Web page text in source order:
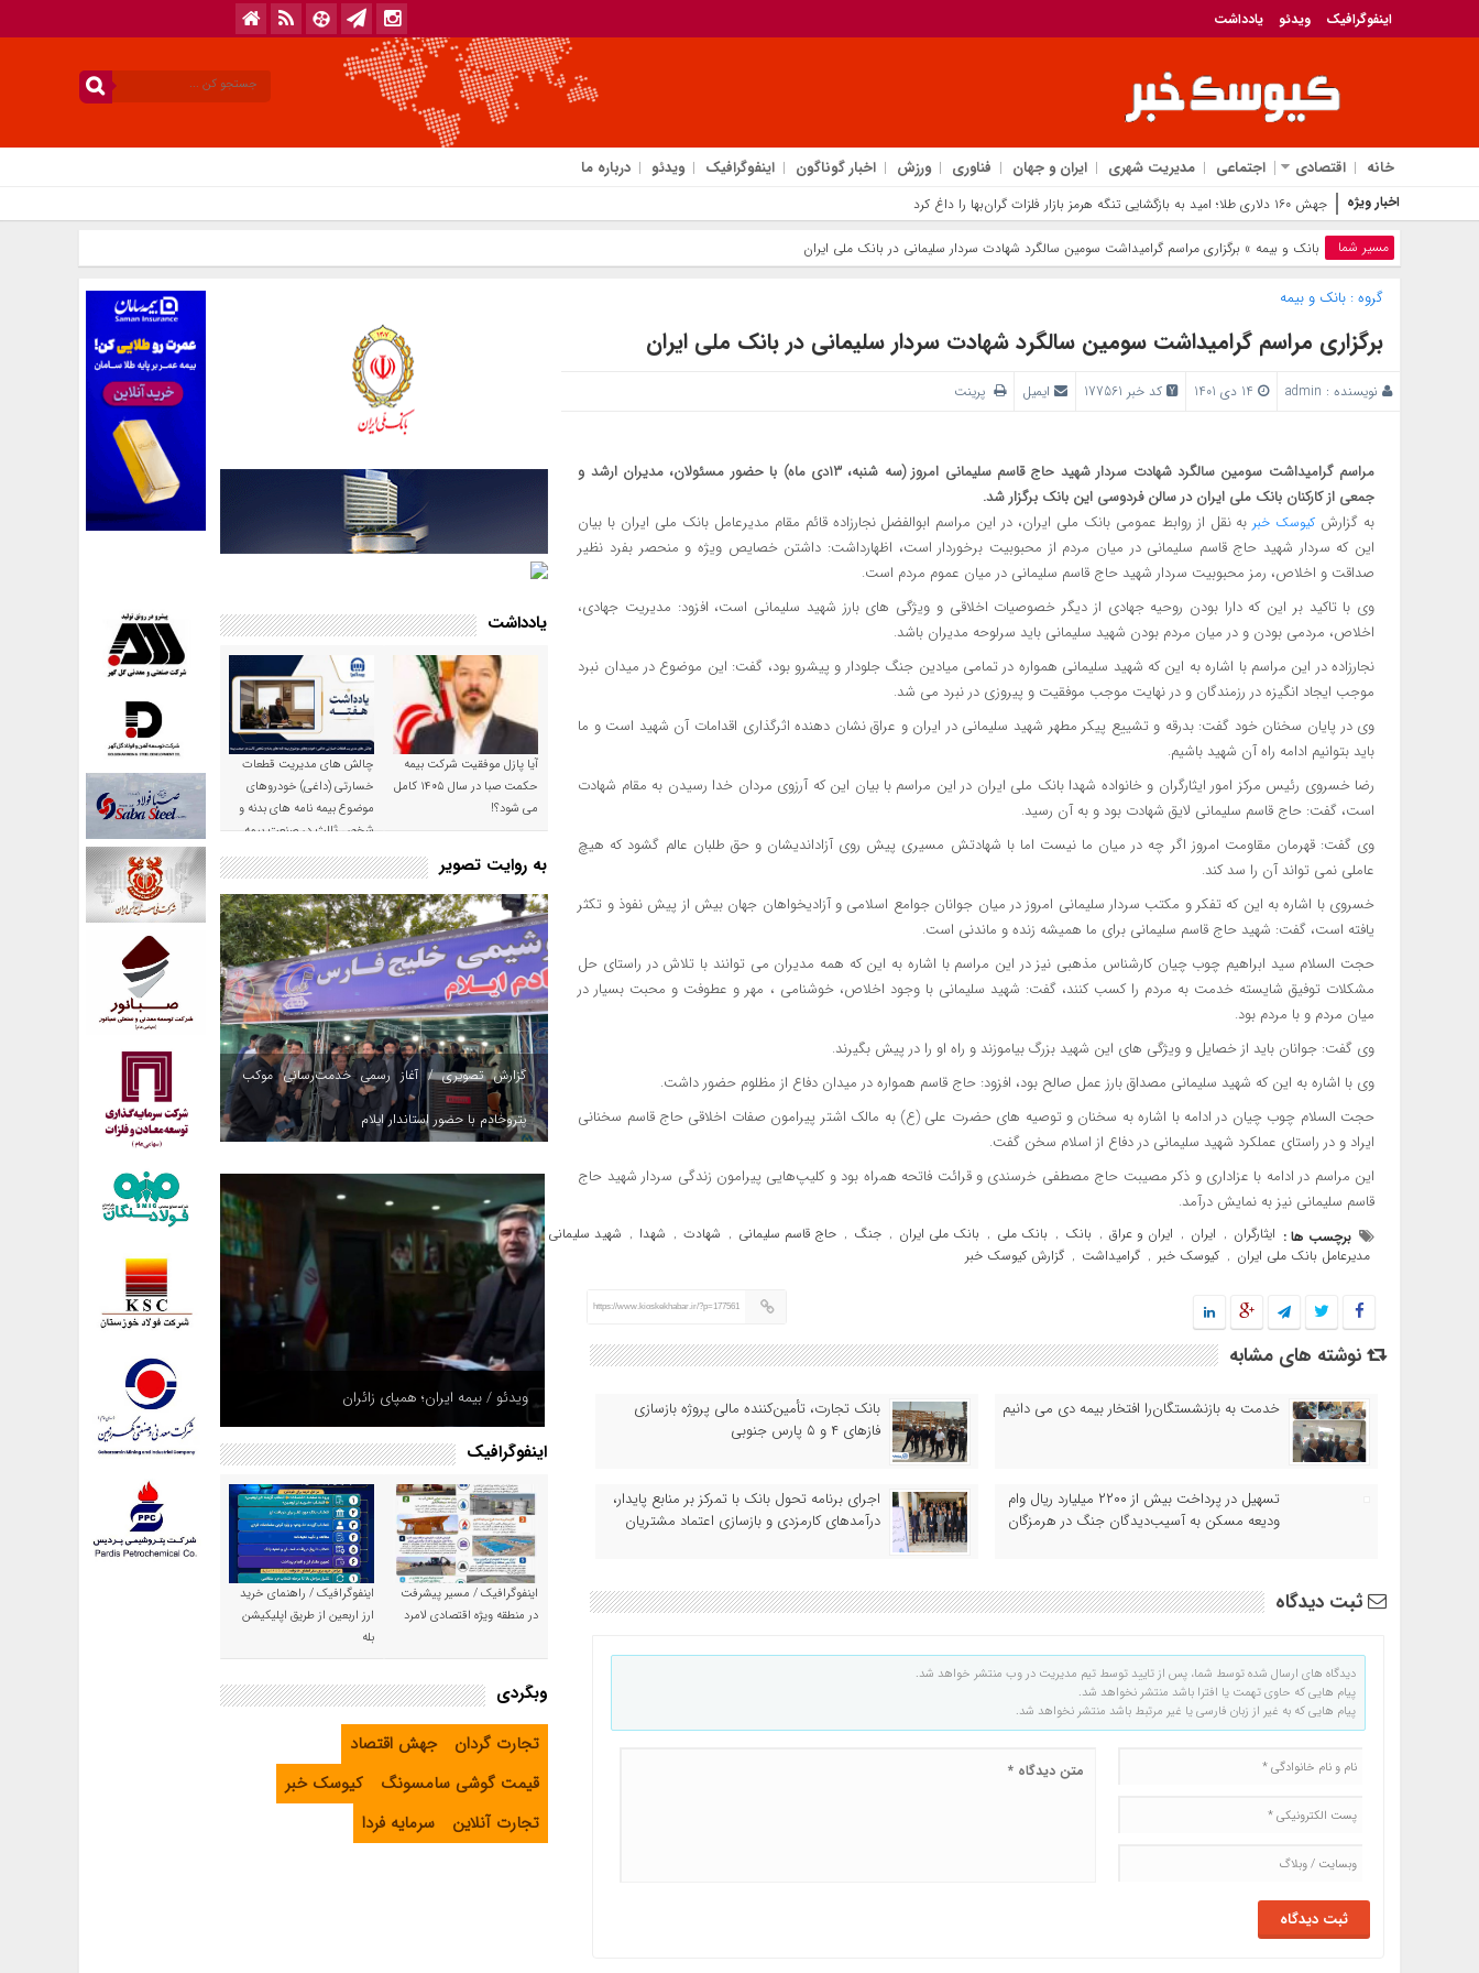
اینفوگرافیک ویدئو یادداشت
خانه اقتصادی اجتماعی مدیریت شهری ایران و جهان فناوری ورزش اخبار گوناگون اینفوگرافیک ویدئو درباره ما
اخبار ویژه جهش ۱۶۰ دلاری طلا؛ امید به بازگشایی تنگه هرمز بازار فلزات گران‌بها را داغ کرد
مسیر شما بانک‌ و بیمه » برگزاری مراسم گرامیداشت سومین سالگرد شهادت سردار سلیمانی در بانک ملی ایران
گروه :بانک‌ و بیمه
برگزاری مراسم گرامیداشت سومین سالگرد شهادت سردار سلیمانی در بانک ملی ایران
نویسنده : admin کد خبر 177561 ایمیل پرینت
مراسم گرامیداشت سومین سالگرد شهادت سردار شهید حاج قاسم سلیمانی امروز (سه شنبه، ۱۳دی ماه) با حضور مسئولان، مدیران ارشد و
جمعی از کارکنان بانک ملی ایران در سالن فردوسی این بانک برگزار شد.
به گزارش کیوسک خبر به نقل از روابط عمومی بانک ملی ایران، در این مراسم ابوالفضل نجارزاده قائم مقام مدیرعامل بانک ملی ایران با بیان
این که سردار شهید حاج قاسم سلیمانی در میان مردم از محبوبیت برخوردار است، اظهارداشت: داشتن خصایص ویژه و منحصر بفرد نظیر
صداقت و اخلاص، رمز محبوبیت سردار شهید حاج قاسم سلیمانی در میان عموم مردم است.
وی با تاکید بر این که دارا بودن روحیه جهادی از دیگر خصوصیات اخلاقی و ویژگی های بارز شهید سلیمانی است، افزود: مدیریت جهادی،
اخلاص، مردمی بودن و در میان مردم بودن شهید سلیمانی باید سرلوحه مدیران باشد.
نجارزاده در این مراسم با اشاره به این که شهید سلیمانی همواره در تمامی میادین جنگ جلودار و پیشرو بود، گفت: این موضوع در میدان نبرد
موجب ایجاد انگیزه در رزمندگان و در نهایت موجب موفقیت و پیروزی در نبرد می شد.
وی در پایان سخنان خود گفت: بدرقه و تشییع پیکر مطهر شهید سلیمانی در ایران و عراق نشان دهنده اثرگذاری اقدامات آن شهید است و ما
باید بتوانیم ادامه راه آن شهید باشیم.
رضا خسروی رئیس مرکز امور ایثارگران و خانواده شهدا بانک ملی ایران در این مراسم با بیان این که آرزوی مردان خدا رسیدن به مقام شهادت
است، گفت: حاج قاسم سلیمانی لایق شهادت بود و به آن رسید.
وی گفت: قهرمان مقاومت امروز اگر چه در میان ما نیست اما با شهادتش مسیری پیش روی آزاداندیشان و حق طلبان عالم گشود که هیچ
عاملی نمی تواند آن را سد کند.
خسروی با اشاره به این که تفکر و مکتب سردار سلیمانی امروز در میان جوانان جوامع اسلامی و آزادیخواهان جهان بیش از پیش نفوذ و تکثر
یافته است، گفت: شهید حاج قاسم سلیمانی برای ما همیشه زنده و ماندنی است.
حجت السلام سید ابراهیم چوب چیان کارشناس مذهبی نیز در این مراسم با اشاره به این که همه مدیران می توانند با تلاش در راستای حل
مشکلات توفیق شایسته خدمت به مردم را کسب کنند، گفت: شهید سلیمانی با وجود اخلاص، خوشنامی ، مهر و عطوفت و محبت بسیار در
میان مردم و با مردم بود.
وی گفت: جوانان باید از خصایل و ویژگی های این شهید بزرگ بیاموزند و راه او را در پیش بگیرند.
وی با اشاره به این که شهید سلیمانی مصداق بارز عمل صالح بود، افزود: حاج قاسم همواره در میدان دفاع از مظلوم حضور داشت.
حجت السلام چوب چیان در ادامه با اشاره به سخنان و توصیه های حضرت علی (ع) به مالک اشتر پیرامون صفات اخلاقی حاج قاسم سخنانی
ایراد و در راستای عملکرد شهید سلیمانی در دفاع از اسلام سخن گفت.
این مراسم در ادامه با عزاداری و ذکر مصیبت حاج مصطفی خرسندی و قرائت فاتحه همراه بود و کلیپ‌هایی پیرامون زندگی سردار شهید حاج
قاسم سلیمانی نیز به نمایش درآمد.
برچسب ها : ایثارگران , ایران , ایران و عراق , بانک , بانک ملی , بانک ملی ایران , جنگ , حاج قاسم سلیمانی , شهادت , شهدا , شهید سلیمانی ,
مدیرعامل بانک ملی ایران , کیوسک خبر , گرامیداشت , گزارش کیوسک خبر
https://www.kioskekhabar.ir/?p=177561
نوشته های مشابه
خدمت به بازنشستگان‌را افتخار بیمه دی می دانیم
بانک تجارت، تأمین‌کننده مالی پروژه بازسازی
فازهای ۴ و ۵ پارس جنوبی
تسهیل در پرداخت بیش از ۲۲۰۰ میلیارد ریال وام
ودیعه مسکن به آسیب‌دیدگان جنگ در هرمزگان
اجرای برنامه تحول بانک با تمرکز بر منابع پایدار،
درآمدهای کارمزدی و بازسازی اعتماد مشتریان
ثبت دیدگاه
دیدگاه های ارسال شده توسط شما، پس از تایید توسط تیم مدیریت در وب منتشر خواهد شد.
پیام هایی که حاوی تهمت یا افترا باشد منتشر نخواهد شد.
پیام هایی که به غیر از زبان فارسی یا غیر مرتبط باشد منتشر نخواهد شد.
یادداشت
آیا پازل موفقیت شرکت بیمه
حکمت صبا در سال ۱۴۰۵ کامل
می شود؟!
چالش های مدیریت قطعات
خسارتی (داغی) خودروهای
موضوع بیمه نامه های بدنه و
شخص ثالث در صنعت بیمه
به روایت تصویر
گزارش تصویری / آغاز رسمی خدمت‌رسانی موکب
پتروخادم با حضور استاندار ایلام
ویدئو / بیمه ایران؛ همپای زائران
اینفوگرافیک
اینفوگرافیک / مسیر پیشرفت
در منطقه ویژه اقتصادی لامرد
اینفوگرافیک / راهنمای خرید
ارز اربعین از طریق اپلیکیشن
بله
وبگردی
تجارت گردان
جهش اقتصاد
قیمت گوشی سامسونگ
کیوسک خبر
تجارت آنلاین
سرمایه فردا